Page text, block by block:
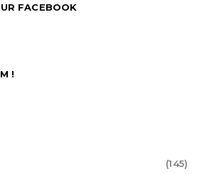
FACEBOOK
!
(145)